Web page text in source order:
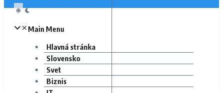
Main Menu
Hlavná stránka
Slovensko
Svet
Biznis